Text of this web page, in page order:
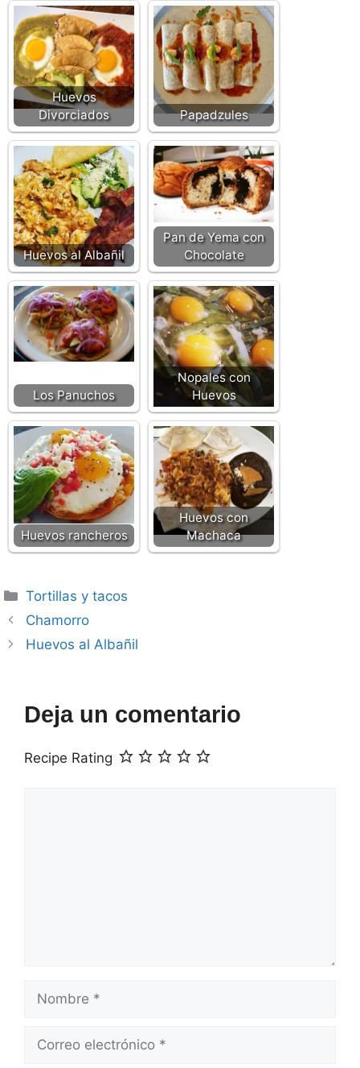
Huevos
Divorciados
Papadzules
Huevos al Albañil
Pan de Yema con
Chocolate
Los Panuchos
Nopales con
Huevos
Huevos rancheros
Huevos con
Machaca
Categorías
Tortillas y tacos
Chamorro
Huevos al Albañil
Deja un comentario
Recipe Rating
electrónico